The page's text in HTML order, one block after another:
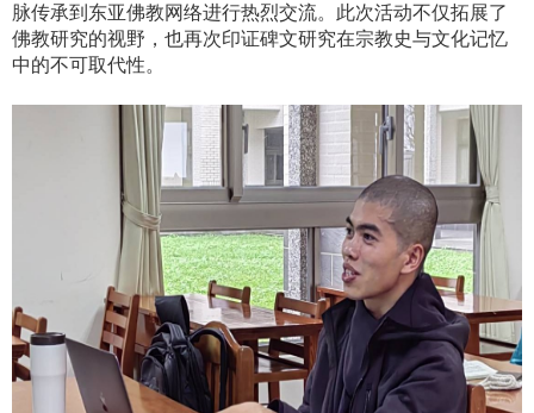
脉传承到东亚佛教网络进行热烈交流。此次活动不仅拓展了
佛教研究的视野，也再次印证碑文研究在宗教史与文化记忆
中的不可取代性。